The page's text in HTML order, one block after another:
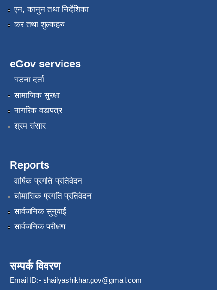
एन, कानुन तथा निर्देशिका
कर तथा शुल्कहरु
eGov services
घटना दर्ता
सामाजिक सुरक्षा
नागरिक वडापत्र
श्रम संसार
Reports
वार्षिक प्रगति प्रतिवेदन
चौमासिक प्रगति प्रतिवेदन
सार्वजनिक सुनुवाई
सार्वजनिक परीक्षण
सम्पर्क विवरण
Email ID:- shailyashikhar.gov@gmail.com